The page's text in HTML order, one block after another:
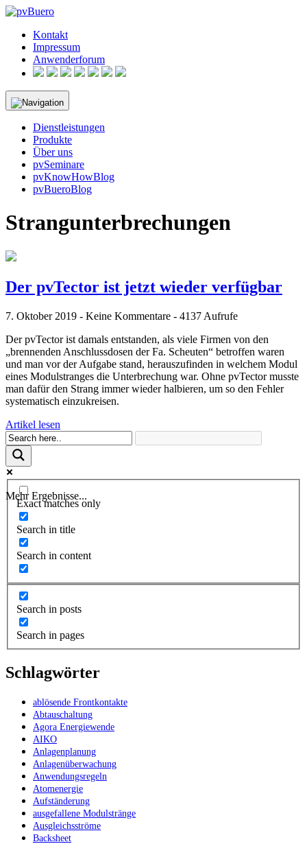
Skip
contentKontakt
Impressum
Anwenderforum
Dienstleistungen
Produkte
Über uns
pvSeminare
pvKnowHowBlog
pvBueroBlog
Strangunterbrechungen
Der pvTector ist jetzt wieder verfügbar
7. Oktober 2019 - Keine Kommentare - 4137 Aufrufe
Der pvTector ist damals entstanden, als viele Firmen von den
„brennenden Anschlussdosen der Fa. Scheuten“ betroffen waren
und man vor der Aufgabe stand, herauszufinden in welchem Modul
eines Modulstranges die Unterbrechung war. Ohne pvTector musste
man dafür den Strang immer wieder halbieren, um so den Fehler
systematisch einzukreisen.
Artikel lesen
Mehr Ergebnisse...
Exact matches only
Search in title
Search in content
Search in posts
Search in pages
Schlagwörter
ablösende Frontkontakte
Abtauschaltung
Agora Energiewende
AIKO
Anlagenplanung
Anlagenüberwachung
Anwendungsregeln
Atomenergie
Aufständerung
ausgefallene Modulstränge
Ausgleichsströme
Backsheet